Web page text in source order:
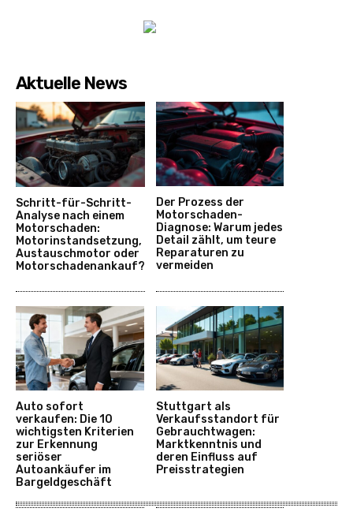
Aktuelle News
Schritt-für-Schritt-
Analyse nach einem
Motorschaden:
Motorinstandsetzung,
Austauschmotor oder
Motorschadenankauf?
Der Prozess der
Motorschaden-
Diagnose: Warum jedes
Detail zählt, um teure
Reparaturen zu
vermeiden
Auto sofort
verkaufen: Die 10
wichtigsten Kriterien
zur Erkennung
seriöser
Autoankäufer im
Bargeldgeschäft
Stuttgart als
Verkaufsstandort für
Gebrauchtwagen:
Marktkenntnis und
deren Einfluss auf
Preisstrategien